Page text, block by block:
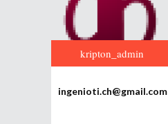
kripton_admin
ingenioti.ch@gmail.com